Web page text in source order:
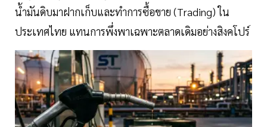
น้ำมันดิบมาฝากเก็บและทำการซื้อขาย (Trading) ใน
ประเทศไทย แทนการพึ่งพาเฉพาะตลาดเดิมอย่างสิงคโปร์